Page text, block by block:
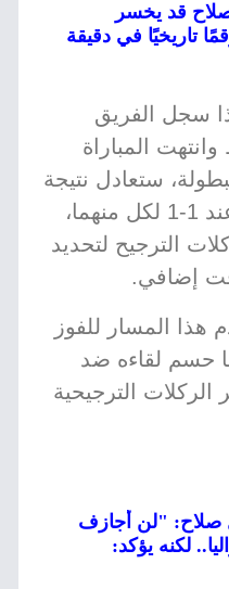
قد يخسر
تاريخيًا في دقيقة
سجل الفريق
المباراة
البطولة، ستعادل نتيجة
مباراتي الذهاب والإياب عند 1-1 لكل منهما،
الترجيح لتحديد
إضافي.
المسار للفوز
2019، عندما حسم لقاءه ضد
الترجيحية
صلاح: "لن أجازف
لكنه يؤكد: